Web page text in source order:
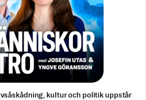
kultur och politik uppstår